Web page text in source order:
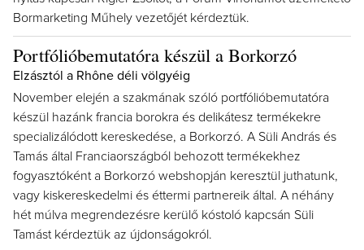
Bormarketing Műhely vezetőjét kérdeztük.
Portfólióbemutatóra készül a Borkorzó
Elzásztól a Rhône déli völgyéig
November elején a szakmának szóló portfólióbemutatóra
készül hazánk francia borokra és delikátesz termékekre
specializálódott kereskedése, a Borkorzó. A Süli András és
Tamás által Franciaországból behozott termékekhez
fogyasztóként a Borkorzó webshopján keresztül juthatunk,
vagy kiskereskedelmi és éttermi partnereik által. A néhány
hét múlva megrendezésre kerülő kóstoló kapcsán Süli
Tamást kérdeztük az újdonságokról.